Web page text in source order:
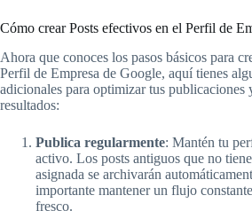
Cómo crear Posts efectivos en el Perfil de
Ahora que conoces los pasos básicos para
Perfil de Empresa de Google, aquí tienes
adicionales para optimizar tus publicaciones
resultados:
Publica regularmente: Mantén tu
activo. Los posts antiguos que no
asignada se archivarán
importante mantener un flujo
fresco.